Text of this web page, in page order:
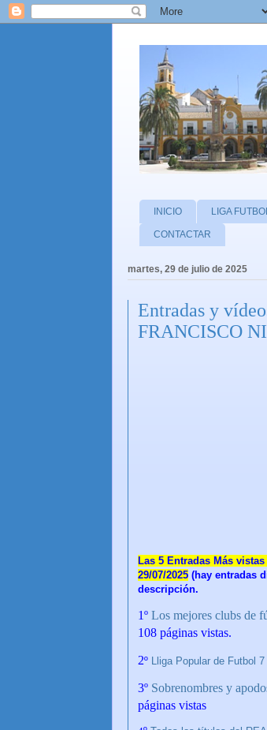
INICIO LIGA
CONTACTAR
martes, 29 de julio de 2025
Entradas y
FRANCISCO
Las 5 Entradas Más
29/07/2025 (hay entradas
descripción.
1º Los mejores clubs de
108 páginas vistas.
2º Lliga Popular de Futbol
3º Sobrenombres y
páginas vistas